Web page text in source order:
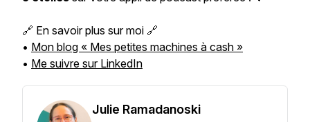
🔗 En savoir plus sur moi 🔗
• Mon blog « Mes petites machines à cash »
• Me suivre sur LinkedIn
Julie Ramadanoski